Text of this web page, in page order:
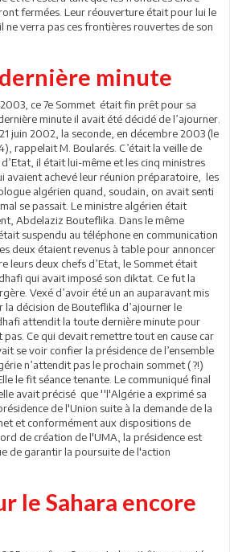
fermées. Leur réouverture était pour lui le
ne verra pas ces frontières rouvertes de son
minute
ce 7e Sommet était fin prêt pour sa
minute il avait été décidé de l’ajourner.
juin 2002, la seconde, en décembre 2003 (le
rappelait M. Boularés. C’était la veille de
il était lui-même et les cinq ministres
avaient achevé leur réunion préparatoire, les
algérien quand, soudain, on avait senti
se passait. Le ministre algérien était
Abdelaziz Bouteflika. Dans le même
suspendu au téléphone en communication
deux étaient revenus à table pour annoncer
leurs deux chefs d’Etat, le Sommet était
qui avait imposé son diktat. Ce fut la
Vexé d’avoir été un an auparavant mis
décision de Bouteflika d’ajourner le
attendit la toute dernière minute pour
pas. Ce qui devait remettre tout en cause car
se voir confier la présidence de l’ensemble
n’attendit pas le prochain sommet ( ?!)
le fit séance tenante. Le communiqué final
avait précisé que ''l'Algérie a exprimé sa
de l'Union suite à la demande de la
et conformément aux dispositions de
de création de l'UMA, la présidence est
de garantir la poursuite de l'action
le Sahara encore